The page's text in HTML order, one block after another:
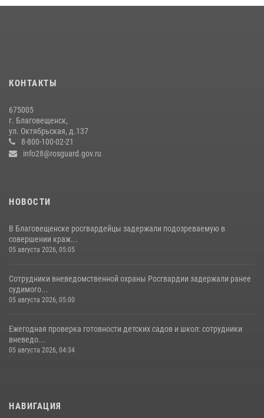
13 июля 2026, 03:27
охраны
23 июля 2026, 07:49
КОНТАКТЫ
675005
г. Благовещенск,
ул. Октябрьская, д.137
8-800-100-02-21
info28@rosguard.gov.ru
НОВОСТИ
В Благовещенске росгвардейцы задержали подозреваемую в
совершении краж...
05 августа 2026, 05:05
Сотрудники вневедомственной охраны Росгвардии задержали ранее
судимого...
05 августа 2026, 05:00
Ежегодная проверка готовности детских садов и школ: сотрудники
вневедо...
05 августа 2026, 04:34
НАВИГАЦИЯ